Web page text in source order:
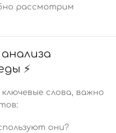
рассмотрим
⚡
слова, важно
они?